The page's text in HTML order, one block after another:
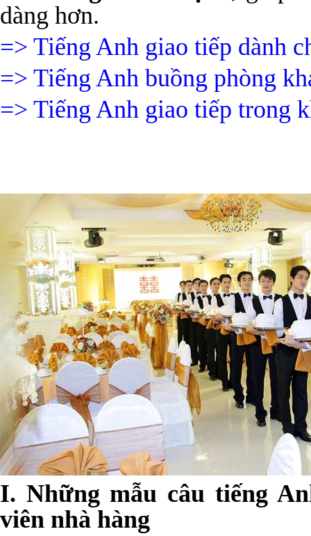
dàng hơn.
=> Tiếng Anh giao tiếp dành
=> Tiếng Anh buồng phòng
=> Tiếng Anh giao tiếp trong
I. Những mẫu câu tiếng
viên nhà hàng